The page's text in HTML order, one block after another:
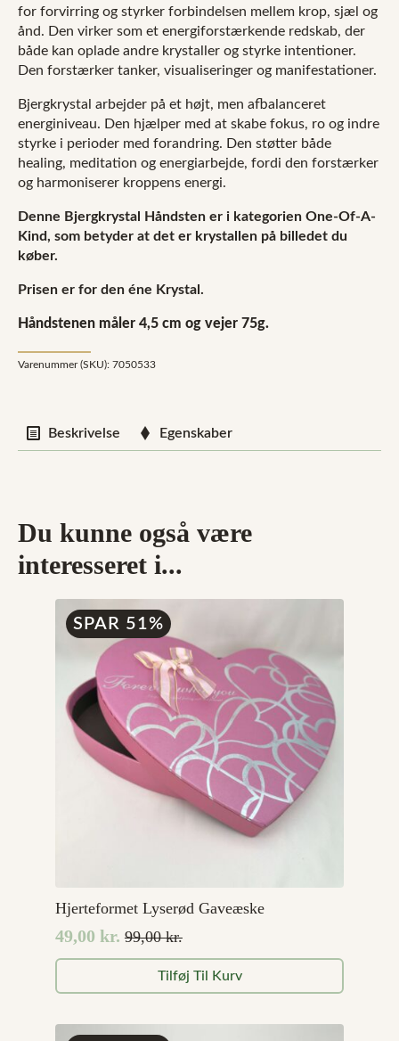
for forvirring og styrker forbindelsen mellem krop, sjæl og
ånd. Den virker som et energiforstærkende redskab, der
både kan oplade andre krystaller og styrke intentioner.
Den forstærker tanker, visualiseringer og manifestationer.
Bjergkrystal arbejder på et højt, men afbalanceret
energiniveau. Den hjælper med at skabe fokus, ro og indre
styrke i perioder med forandring. Den støtter både
healing, meditation og energiarbejde, fordi den forstærker
og harmoniserer kroppens energi.
Denne Bjergkrystal Håndsten er i kategorien One-Of-A-
Kind, som betyder at det er krystallen på billedet du
køber.
Prisen er for den éne Krystal.
Håndstenen måler 4,5 cm og vejer 75g.
Varenummer (SKU): 7050533
Beskrivelse Egenskaber
Du kunne også være
interesseret i...
SPAR 51%
Hjerteformet Lyserød Gaveæske
99,00kr.
Den
oprindelige
pris
99,00 kr..
49,00 kr.
Den
aktuelle
pris
49,00 kr..
Tilføj Til Kurv